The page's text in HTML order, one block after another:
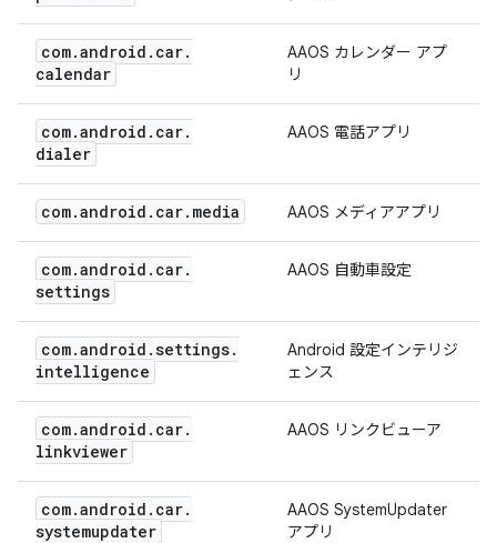
com.android . car.
calendar
AAOS カレンダー アプ
リ
com.android . car.
dialer
AAOS 電話アプリ
com.android . car. media AAOS メディアアプリ
com.android . car.
settings
AAOS 自動車設定
com.android .settings.
intelligence
Android 設定インテリジ
ェンス
com.android . car.
linkviewer
AAOS リンクビューア
com.android . car.
systemupdater
AAOS SystemUpdater
アプリ